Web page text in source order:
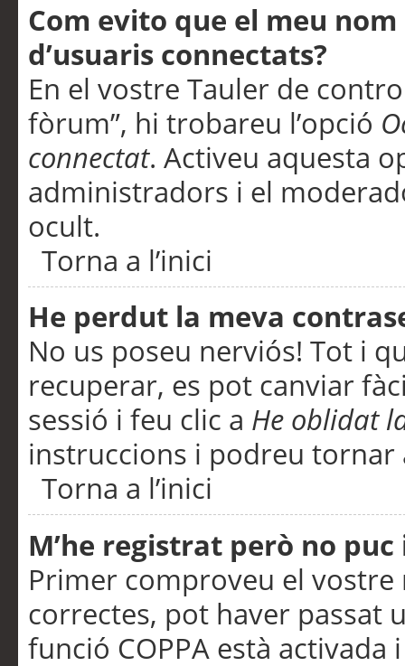
Com evito que el meu
d’usuaris connectats?
En el vostre Tauler de
fòrum”, hi trobareu l’opció
connectat. Activeu aquesta
administradors i el
ocult.
Torna a l’inici
He perdut la meva
No us poseu nerviós! Tot i
recuperar, es pot canviar
sessió i feu clic a He oblidat
instruccions i podreu tornar
Torna a l’inici
M’he registrat però no
Primer comproveu el vostre
correctes, pot haver passat
funció COPPA està